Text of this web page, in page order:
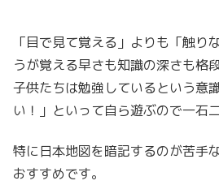
「目で見て覚える」よりも「触り
うが覚える早さも知識の深さも格
子供たちは勉強しているという意
い！」といって自ら遊ぶので一石
特に日本地図を暗記するのが苦手
おすすめです。